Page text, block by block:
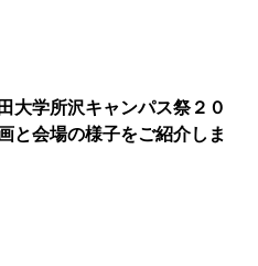
大学所沢キャンパス祭２０
と会場の様子をご紹介しま